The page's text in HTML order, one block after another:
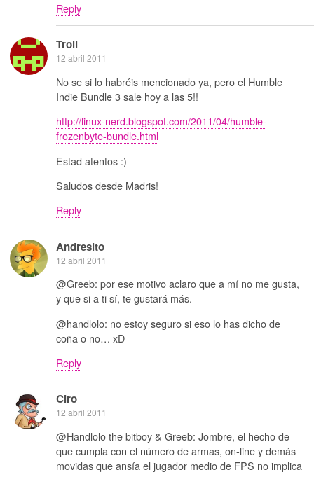
Reply
Troll
12 abril 2011
No se si lo habréis mencionado ya, pero el Humble
Indie Bundle 3 sale hoy a las 5!!
http://linux-nerd.blogspot.com/2011/04/humble-
frozenbyte-bundle.html
Estad atentos :)
Saludos desde Madris!
Reply
Andresito
12 abril 2011
@Greeb: por ese motivo aclaro que a mí no me gusta,
y que si a ti sí, te gustará más.
@handlolo: no estoy seguro si eso lo has dicho de
coña o no… xD
Reply
Ciro
12 abril 2011
@Handlolo the bitboy & Greeb: Jombre, el hecho de
que cumpla con el número de armas, on-line y demás
movidas que ansía el jugador medio de FPS no implica